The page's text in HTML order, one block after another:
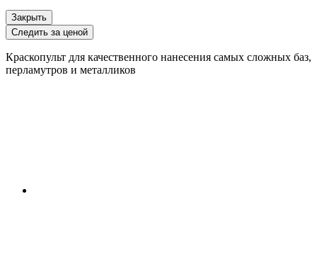
Закрыть
Следить за ценой
Краскопульт для качественного нанесения самых сложных баз,
перламутров и металликов